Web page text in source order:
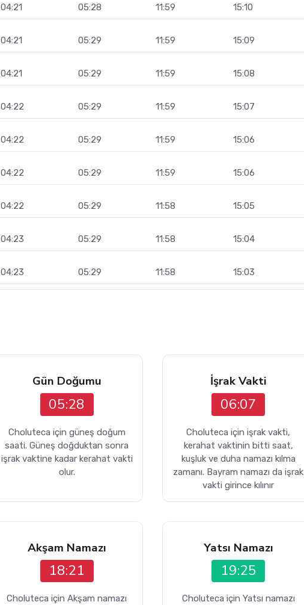
04:21 05:28 11:59 15:10
04:21 05:29 11:59 15:09
04:21 05:29 11:59 15:08
04:22 05:29 11:59 15:07
04:22 05:29 11:59 15:06
04:22 05:29 11:59 15:06
04:22 05:29 11:58 15:05
04:23 05:29 11:58 15:04
04:23 05:29 11:58 15:03
Gün Doğumu
05:28
Choluteca için güneş doğum
saati. Güneş doğduktan sonra
işrak vaktine kadar kerahat vakti
olur.
İşrak Vakti
06:07
Choluteca için işrak vakti,
kerahat vaktinin bitti saat,
kuşluk ve duha namazı kılma
zamanı. Bayram namazı da işrak
vakti girince kılınır
Akşam Namazı
18:21
Choluteca için Akşam namazı
Yatsı Namazı
19:25
Choluteca için Yatsı namazı